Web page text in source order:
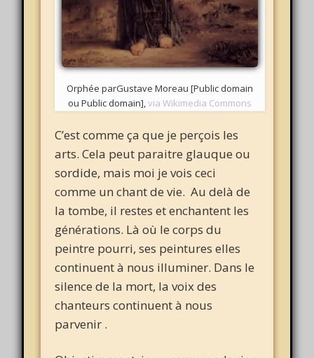
Orphée parGustave Moreau [Public domain
ou Public domain],via Wikimedia Commons
C’est comme ça que je perçois les
arts. Cela peut paraitre glauque ou
sordide, mais moi je vois ceci
comme un chant de vie. Au delà de
la tombe, il restes et enchantent les
générations. Là où le corps du
peintre pourri, ses peintures elles
continuent à nous illuminer. Dans le
silence de la mort, la voix des
chanteurs continuent à nous
parvenir .